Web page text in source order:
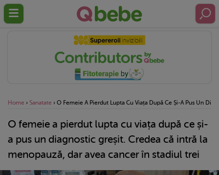
Home › Sanatate › O Femeie A Pierdut Lupta Cu Viața După Ce Și-A Pus Un
O femeie a pierdut lupta cu viața după ce și-
a pus un diagnostic greșit. Credea că intră la
menopauză, dar avea cancer în stadiul trei